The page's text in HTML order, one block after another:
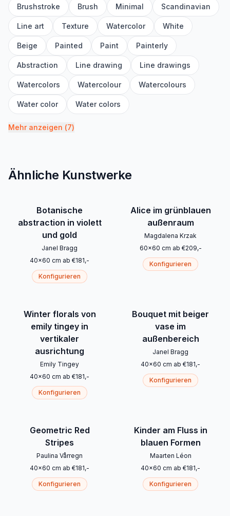
Brushstroke Brush Minimal Scandinavian
Line art Texture Watercolor White
Beige Painted Paint Painterly
Abstraction Line drawing Line drawings
Watercolors Watercolour Watercolours
Water color Water colors
Mehr anzeigen (7)
Ähnliche Kunstwerke
Botanische
abstraction in violett
und gold
Janel Bragg
40x60 cm ab €181,-
Konfigurieren
Alice im grünblauen
außenraum
Magdalena Krzak
60x60 cm ab €209,-
Konfigurieren
Winter florals von
emily tingey in
vertikaler
ausrichtung
Emily Tingey
40x60 cm ab €181,-
Konfigurieren
Bouquet mit beiger
vase im
außenbereich
Janel Bragg
40x60 cm ab €181,-
Konfigurieren
Geometric Red
Stripes
Paulina Vårregn
40x60 cm ab €181,-
Konfigurieren
Kinder am Fluss in
blauen Formen
Maarten Léon
40x60 cm ab €181,-
Konfigurieren